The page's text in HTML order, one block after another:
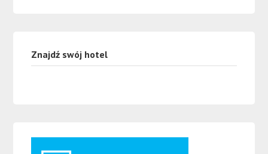
Znajdź swój hotel